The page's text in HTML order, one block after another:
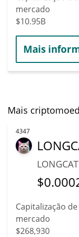
mercado
$10.95B
Mais
Mais
4347
LONGCAT
$
Capitalização de
mercado
$268,930